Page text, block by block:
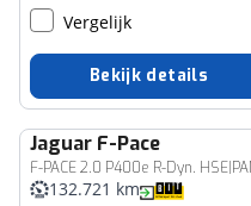
Vergelijk
Bekijk details
Jaguar F-Pace
F-PACE 2.0 P400e R-Dyn.
132.721 km